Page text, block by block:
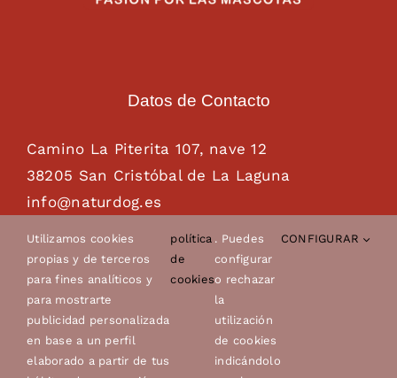
Datos de Contacto
Camino La Piterita 107, nave 12
38205 San Cristóbal de La Laguna
info@naturdog.es
Tel. 922 89 85 89 – 681 28 85 26
Utilizamos cookies
propias y de terceros
para fines analíticos y
para mostrarte
publicidad personalizada
en base a un perfil
elaborado a partir de tus
política
de
cookies
. Puedes
configurar
o rechazar
la
utilización
de cookies
indicándolo
CONFIGURAR